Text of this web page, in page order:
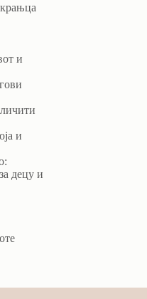
и
и
децу и